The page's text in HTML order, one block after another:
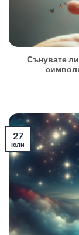
Сънувате
27
юли